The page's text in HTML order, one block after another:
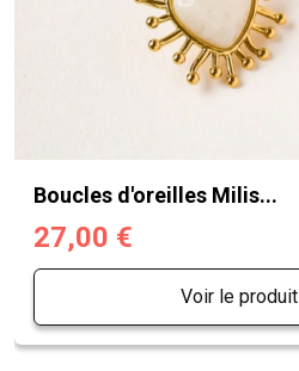
Boucles d'oreilles Milis...
27,00 €
Voir le produit